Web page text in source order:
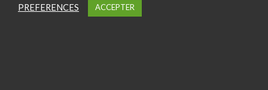
PREFERENCES ACCEPTER